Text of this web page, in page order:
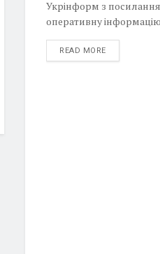
Укрінформ з
оперативну
READ MOREDETAILS